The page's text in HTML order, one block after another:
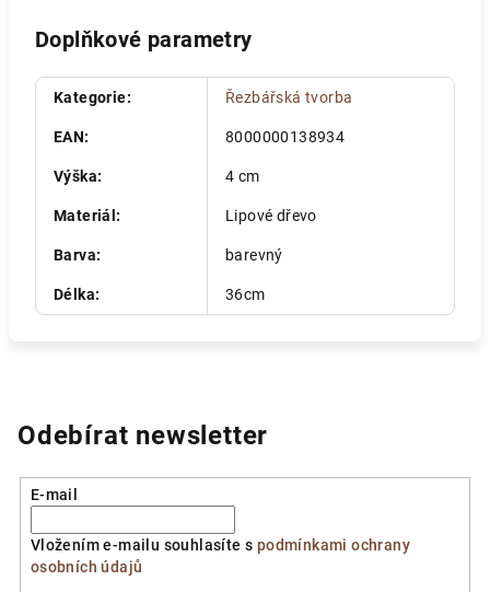
Doplňkové parametry
Kategorie: Řezbářská tvorba
EAN: 8000000138934
Výška: 4 cm
Materiál : Lipové dřevo
Barva: barevný
Délka: 36cm
Odebírat newsletter
E-mail
Vložením e-mailu souhlasíte s podmínkami ochrany
osobních údajů